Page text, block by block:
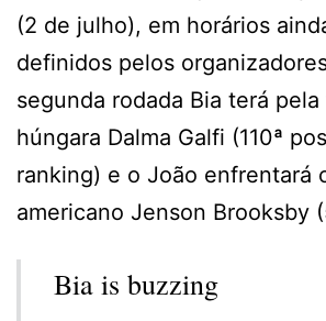
(2 de julho), em horários
definidos pelos
segunda rodada Bia terá
húngara Dalma Galfi (110ª
ranking) e o João enfrentará
americano Jenson Brooksby
Bia is buzzing